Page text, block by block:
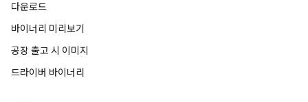
다운로드
바이너리 미리보기
공장 출고 시 이미지
드라이버 바이너리